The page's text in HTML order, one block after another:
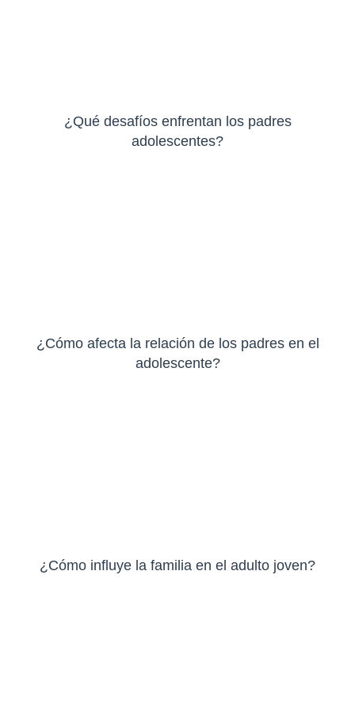
¿Qué desafíos enfrentan los padres
adolescentes?
¿Cómo afecta la relación de los padres en el
adolescente?
¿Cómo influye la familia en el adulto joven?